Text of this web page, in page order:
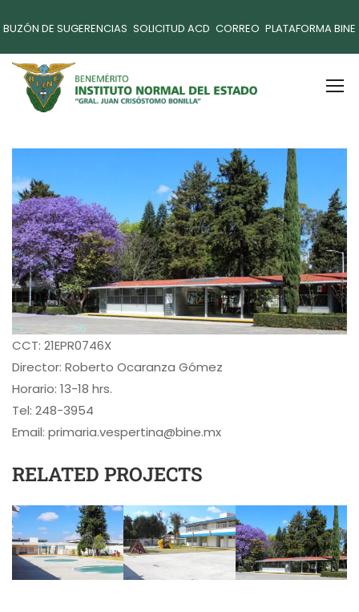
BUZÓN DE SUGERENCIAS SOLICITUD ACD CORREO PLATAFORMA BINE
CCT: 21EPR0746X
Director: Roberto Ocaranza Gómez
Horario: 13-18 hrs.
Tel: 248-3954
Email: primaria.vespertina@bine.mx
RELATED PROJECTS